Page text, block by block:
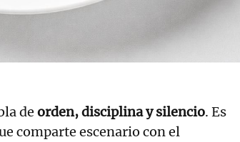
de orden, disciplina y silencio. Es
comparte escenario con el